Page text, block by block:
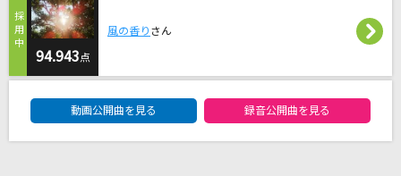
ヨルシカ
[生音]君の為のキミノウタ(ビデオクリップバー
[生音]未来予想図Ⅱ
94.943点
風の香り さん
動画公開曲を見る 録音公開曲を見る